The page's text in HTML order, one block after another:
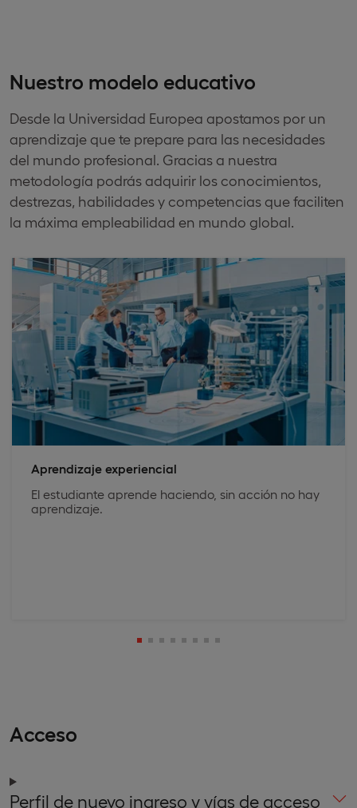
Nuestro modelo educativo
Desde la Universidad Europea apostamos por un
aprendizaje que te prepare para las necesidades
del mundo profesional. Gracias a nuestra
metodología podrás adquirir los conocimientos,
destrezas, habilidades y competencias que faciliten
la máxima empleabilidad en mundo global.
Aprendizaje experiencial
El estudiante aprende haciendo, sin acción no hay
aprendizaje.
Acceso
Perfil de nuevo ingreso y vías de acceso